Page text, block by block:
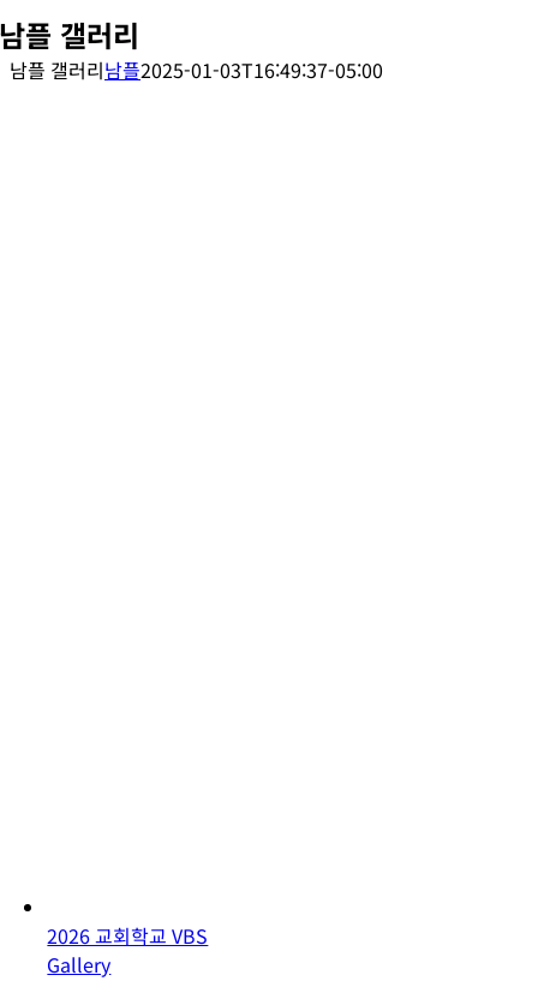
남플 갤러리
남플 갤러리남플2025-01-03T16:49:37-05:00
2026 교회학교 VBS
Gallery